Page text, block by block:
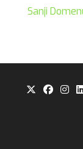
Sanji